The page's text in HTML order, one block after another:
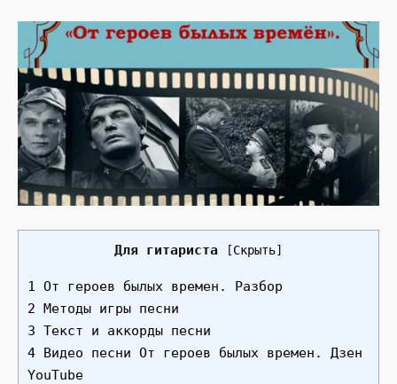
Для гитариста [Скрыть]
1 От героев былых времен. Разбор
2 Методы игры песни
3 Текст и аккорды песни
4 Видео песни От героев былых времен. Дзен
YouTube